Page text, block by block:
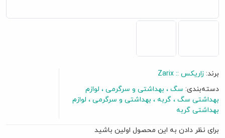
برند: زاریکس :: Zarix
دسته‌بندی: سگ بهداشتی و سرگرمی
لوازم
بهداشتی سگ
گربه بهداشتی و سرگرمی
لوازم
بهداشتی گربه
برای نظر دادن به این محصول اولین باشید